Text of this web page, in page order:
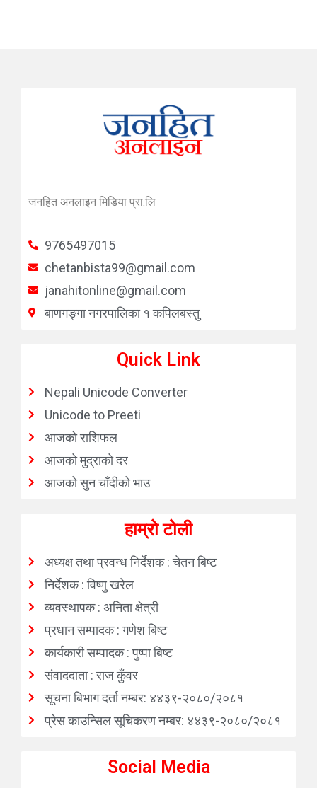
जनहित अनलाइन मिडिया प्रा.लि
9765497015
chetanbista99@gmail.com
janahitonline@gmail.com
बाणगङ्गा नगरपालिका १ कपिलबस्तु
Quick Link
Nepali Unicode Converter
Unicode to Preeti
आजको राशिफल
आजको मुद्राको दर
आजको सुन चाँदीको भाउ
हाम्रो टोली
अध्यक्ष तथा प्रवन्ध निर्देशक : चेतन बिष्ट
निर्देशक : विष्णु खरेल
व्यवस्थापक : अनिता क्षेत्री
प्रधान सम्पादक : गणेश बिष्ट
कार्यकारी सम्पादक : पुष्पा बिष्ट
संवाददाता : राज कुँवर
सूचना बिभाग दर्ता नम्बर: ४४३९-२०८०/२०८१
प्रेस काउन्सिल सूचिकरण नम्बर: ४४३९-२०८०/२०८१
Social Media